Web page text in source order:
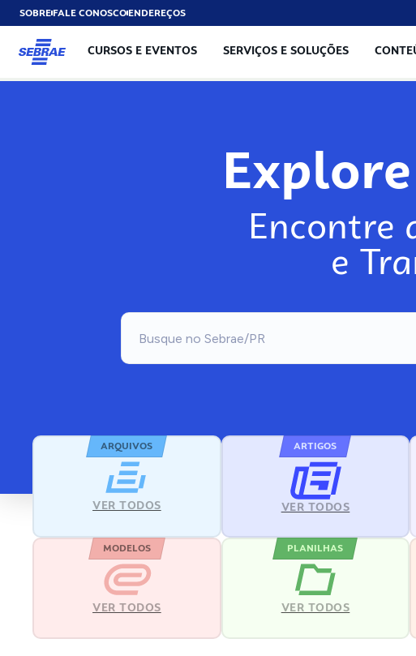
SOBREFALE CONOSCOENDEREÇOS
CURSOS E EVENTOS SERVIÇOS E SOLUÇÕES
Encontre
e
ARQUIVOS
VER TODOS
ARTIGOS
VER TODOS
MODELOS
VER TODOS
PLANILHAS
VER TODOS